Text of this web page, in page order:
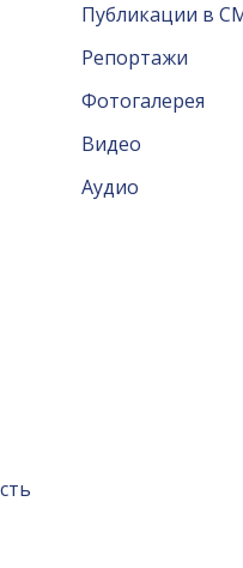
Публикации в
Репортажи
Фотогалерея
Видео
Аудио